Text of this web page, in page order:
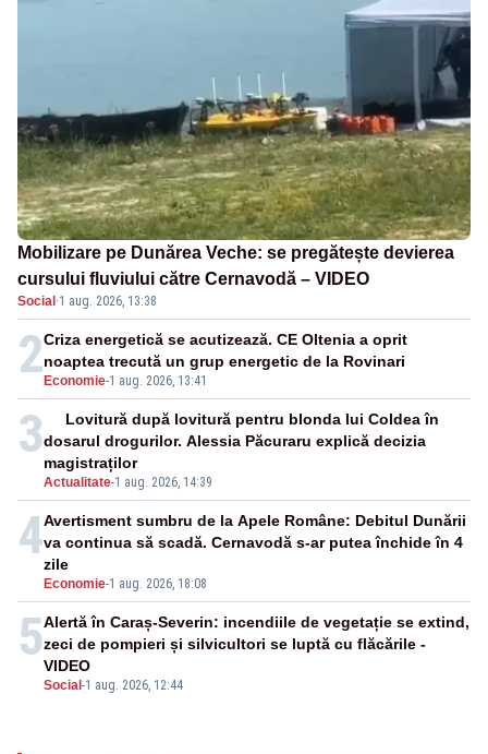
Mobilizare pe Dunărea Veche: se pregătește devierea
cursului fluviului către Cernavodă – VIDEO
Social ·1 aug. 2026, 13:38
2 Economie-1 aug. 2026, 13:41
Criza energetică se acutizează. CE Oltenia a oprit
noaptea trecută un grup energetic de la Rovinari
3
Actualitate-1 aug. 2026, 14:39
Lovitură după lovitură pentru blonda lui Coldea în
dosarul drogurilor. Alessia Păcuraru explică decizia
magistraților
4
Economie-1 aug. 2026, 18:08
Avertisment sumbru de la Apele Române: Debitul Dunării
va continua să scadă. Cernavodă s-ar putea închide în 4
zile
5
Social -1 aug. 2026, 12:44
Alertă în Caraș-Severin: incendiile de vegetație se extind,
zeci de pompieri și silvicultori se luptă cu flăcările -
VIDEO